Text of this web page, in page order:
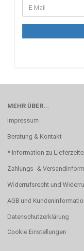
ZUR
E-
Mail
MEHR ÜBER...
Impressum
Beratung & Kontakt
* Information zu
Zahlungs- &
Widerrufsrecht und
AGB und
Datenschutzerklärung
Cookie Einstellungen